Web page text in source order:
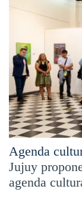
Agenda
Jujuy
agenda